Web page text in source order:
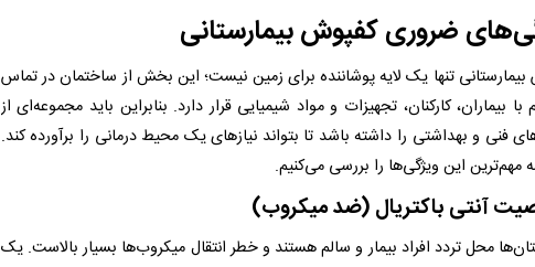
ضروری کفپوش بیمارستانی
تنها یک لایه پوشاننده برای زمین نیست؛ این بخش از ساختمان در تماس
با بیماران، کارکنان، تجهیزات و مواد شیمیایی قرار دارد. بنابراین باید مجموعه‌ای از
فنی و بهداشتی را داشته باشد تا بتواند نیازهای یک محیط درمانی را برآورده کند.
مهم‌ترین این ویژگی‌ها را بررسی می‌کنیم.
محل تردد افراد بیمار و سالم هستند و خطر انتقال میکروب‌ها بسیار بالاست. یک